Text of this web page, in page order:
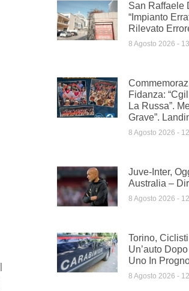
San Raffaele
“Impianto
Rilevato
8 Agosto 2026
Fidanza:
La Russa”.
Grave”.
8 Agosto 2026
Juve-Inter,
Australia –
8 Agosto 2026
Torino,
Un’auto
Uno In
8 Agosto 2026